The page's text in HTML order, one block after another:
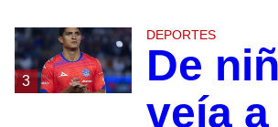
3
DEPORTES
De
veía a